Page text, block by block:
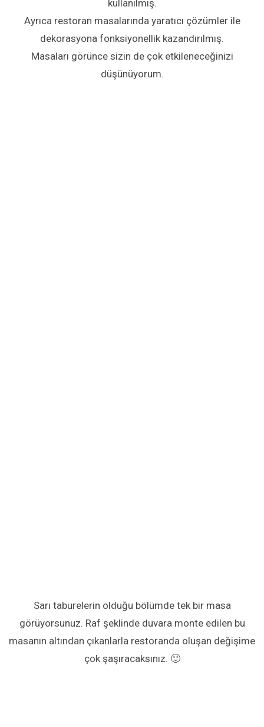
kullanılmış.
Ayrıca restoran masalarında yaratıcı çözümler ile
dekorasyona fonksiyonellik kazandırılmış.
Masaları görünce sizin de çok etkileneceğinizi
düşünüyorum.
Sarı taburelerin olduğu bölümde tek bir masa
görüyorsunuz. Raf şeklinde duvara monte edilen bu
masanın altından çıkanlarla restoranda oluşan değişime
çok şaşıracaksınız. 🙂